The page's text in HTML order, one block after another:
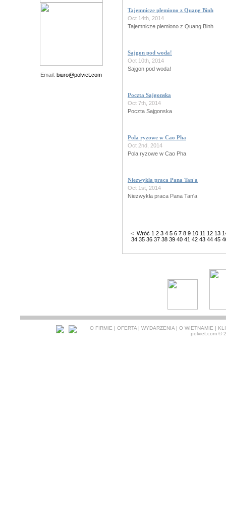
Sajgonskie stare drzewa
Email: biuro@polviet.com
Tajemnicze plemiono z Quang Binh
Oct 14th, 2014
Tajemnicze plemiono z Quang Binh
Sajgon pod woda!
Oct 10th, 2014
Sajgon pod woda!
Poczta Sajgonska
Oct 7th, 2014
Poczta Sajgonska
Pola ryzowe w Cao Pha
Oct 2nd, 2014
Pola ryzowe w Cao Pha
Niezwykla praca Pana Tan'a
Oct 1st, 2014
Niezwykla praca Pana Tan'a
< Wróć 1 2 3 4 5 6 7 8 9 10 11 12 13
34 35 36 37 38 39 40 41 42 43 44 45
O FIRMIE | OFERTA | WYDARZENIA | O WIETNAMIE |
polviet.com ©